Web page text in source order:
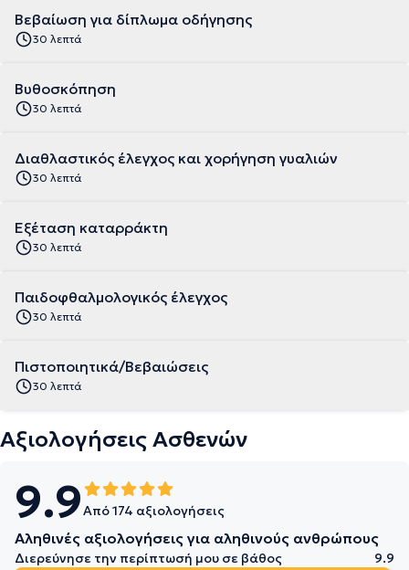
Βεβαίωση για δίπλωμα οδήγησης
30 λεπτά
Βυθοσκόπηση
30 λεπτά
Διαθλαστικός έλεγχος και χορήγηση γυαλιών
30 λεπτά
Εξέταση καταρράκτη
30 λεπτά
Παιδοφθαλμολογικός έλεγχος
30 λεπτά
Πιστοποιητικά/Βεβαιώσεις
30 λεπτά
Αξιολογήσεις Ασθενών
9.9Από 174 αξιολογήσεις
Αληθινές αξιολογήσεις για αληθινούς ανθρώπους
Διερεύνησε την περίπτωσή μου σε βάθος 9.9